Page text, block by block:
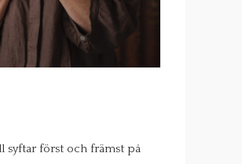
syftar först och främst på